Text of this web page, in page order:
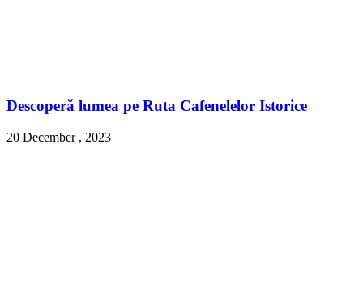
Descoperă lumea pe Ruta Cafenelelor Istorice
20 December , 2023